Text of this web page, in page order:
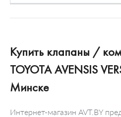
Купить клапаны /
TOYOTA AVENSIS
Минске
Интернет-магазин AVT.BY